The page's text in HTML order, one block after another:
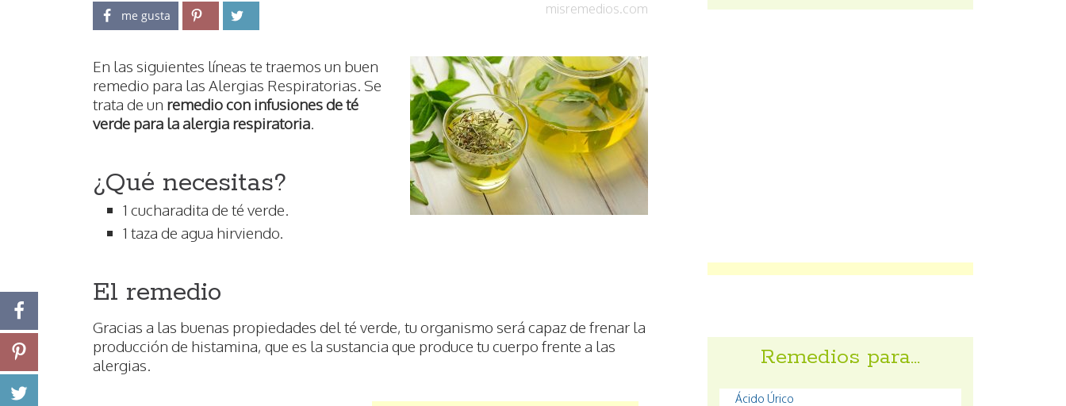
misremedios.com
me gusta
En las siguientes líneas te traemos un buen
remedio para las Alergias Respiratorias. Se
trata de un remedio con infusiones de té
verde para la alergia respiratoria.
¿Qué necesitas?
1 cucharadita de té verde.
1 taza de agua hirviendo.
El remedio
Gracias a las buenas propiedades del té verde, tu organismo será capaz de frenar la
producción de histamina, que es la sustancia que produce tu cuerpo frente a las
alergias.
Remedios para…
Ácido Úrico